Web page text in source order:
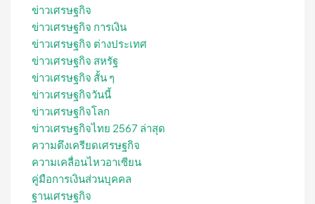
ข่าวเศรษฐกิจ
ข่าวเศรษฐกิจ การเงิน
ข่าวเศรษฐกิจ ต่างประเทศ
ข่าวเศรษฐกิจ สหรัฐ
ข่าวเศรษฐกิจ สั้น ๆ
ข่าวเศรษฐกิจวันนี้
ข่าวเศรษฐกิจโลก
ข่าวเศรษฐกิจไทย 2567 ล่าสุด
ความตึงเครียดเศรษฐกิจ
ความเคลื่อนไหวอาเซียน
คู่มือการเงินส่วนบุคคล
ฐานเศรษฐกิจ